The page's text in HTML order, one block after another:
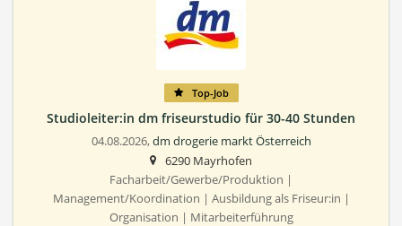
Top-Job
Studioleiter:in dm friseurstudio für 30-40 Stunden
04.08.2026,dm drogerie markt Österreich
6290 Mayrhofen
Facharbeit/Gewerbe/Produktion |
Management/Koordination | Ausbildung als Friseur:in |
Organisation | Mitarbeiterführung